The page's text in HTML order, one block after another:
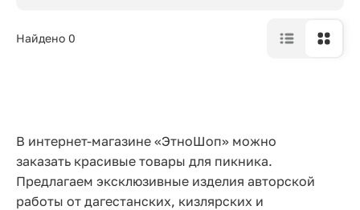
Найдено 0
В интернет-магазине «ЭтноШоп» можно
заказать красивые товары для пикника.
Предлагаем эксклюзивные изделия авторской
работы от дагестанских, кизлярских и